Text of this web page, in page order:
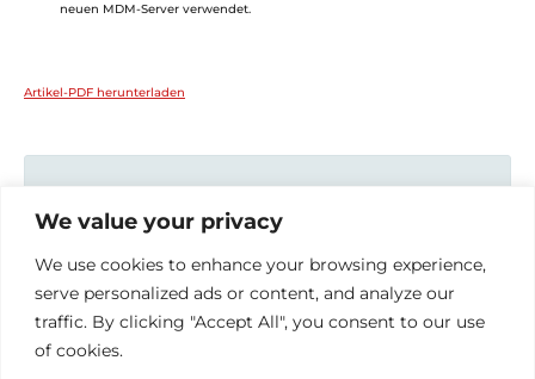
We value your privacy
We use cookies to enhance your browsing experience,
serve personalized ads or content, and analyze our
traffic. By clicking "Accept All", you consent to our use
of cookies.
neuen MDM-Server verwendet.
Artikel-PDF herunterladen
Login in MDM System
1. Hinzufügen von Geräten
2. Anwendungen
3. Konfigurationen